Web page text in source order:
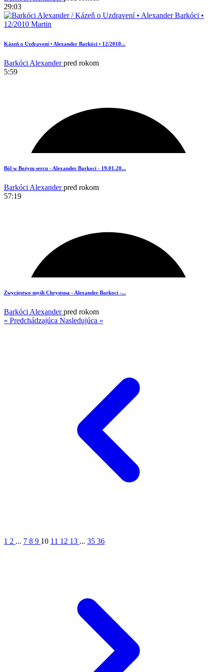
29:03
Kázeň o Uzdravení • Alexander Barkóci • 12/2010...
Barkóci Alexanderpred rokom
5:59
4
Ból w Bożym sercu - Alexander Barkoci - 19.01.20...
Barkóci Alexanderpred rokom
57:19
Zwycięstwo myśli Chrystusa - Alexander Barkoci -...
Barkóci Alexanderpred rokom
« Predchádzajúca Nasledujúca »
1 2 ... 7 8 9 10 11 12 13 ... 35 36